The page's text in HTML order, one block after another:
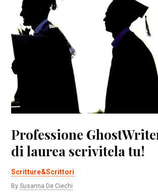
Professione
di laurea scrivitela tu!
Scritture&Scrittori
BySusanna De Ciechi